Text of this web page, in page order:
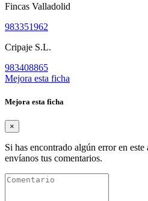
Fincas Valladolid
983351962
Cripaje S.L.
983408865
Mejora esta ficha
Mejora esta ficha
×
Si has encontrado algún error en
envíanos tus comentarios.